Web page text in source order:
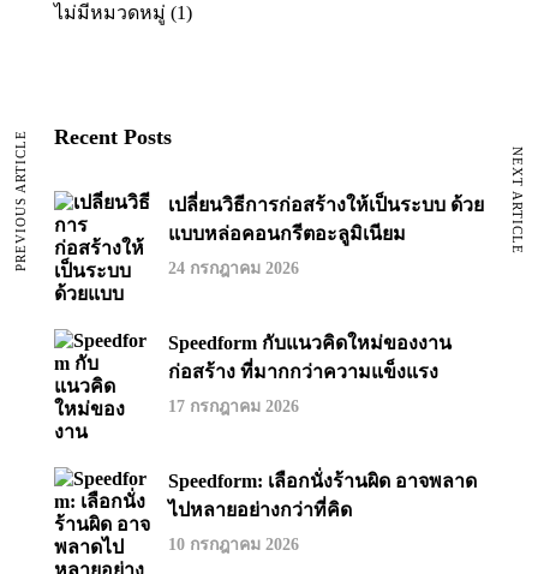
PREVIOUS ARTICLE NEXT ARTICLE
ไม่มีหมวดหมู่ (1)
Recent Posts
เปลี่ยนวิธีการก่อสร้างให้เป็นระบบ ด้วย
แบบหล่อคอนกรีตอะลูมิเนียม
24 กรกฎาคม 2026
Speedform กับแนวคิดใหม่ของงาน
ก่อสร้าง ที่มากกว่าความแข็งแรง
17 กรกฎาคม 2026
Speedform: เลือกนั่งร้านผิด อาจพลาด
ไปหลายอย่างกว่าที่คิด
10 กรกฎาคม 2026